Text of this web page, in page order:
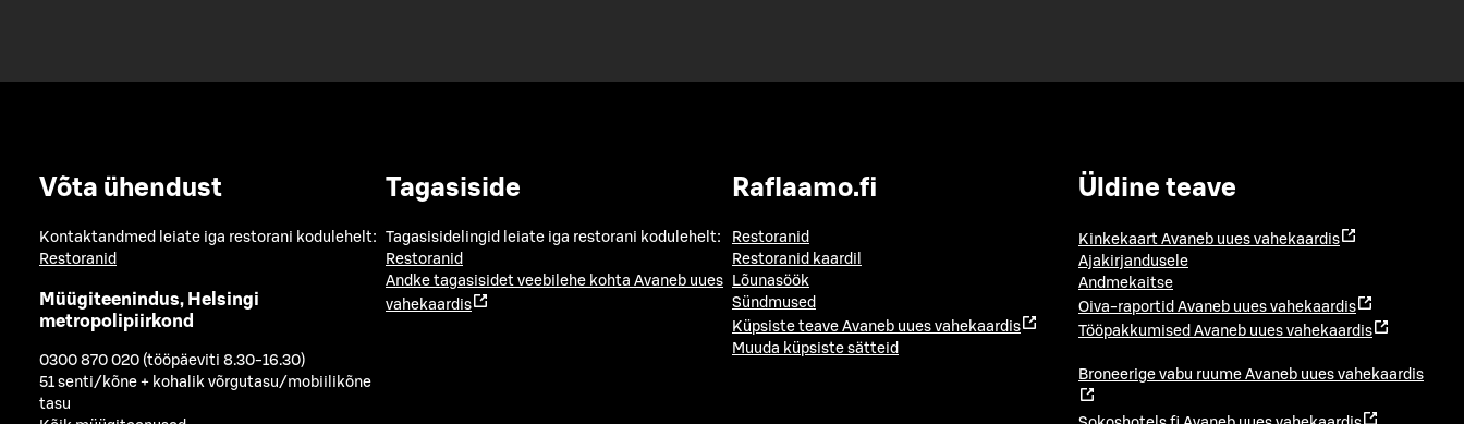
Võta ühendust
Kontaktandmed leiate iga restorani kodulehelt:
Restoranid
Müügiteenindus, Helsingi
metropolipiirkond
0300 870 020 (tööpäeviti 8.30-16.30)
51 senti/kõne + kohalik võrgutasu/mobiilikõne
tasu
Tagasiside
Tagasisidelingid leiate iga restorani kodulehelt:
Restoranid
Andke tagasisidet veebilehe kohta Avaneb uues
vahekaardis
Raflaamo.fi
Restoranid
Restoranid kaardil
Lõunasöök
Sündmused
Küpsiste teave Avaneb uues vahekaardis
Muuda küpsiste sätteid
Üldine teave
Kinkekaart Avaneb uues vahekaardis
Ajakirjandusele
Andmekaitse
Oiva-raportid Avaneb uues vahekaardis
Tööpakkumised Avaneb uues vahekaardis
Broneerige vabu ruume Avaneb uues vahekaardis